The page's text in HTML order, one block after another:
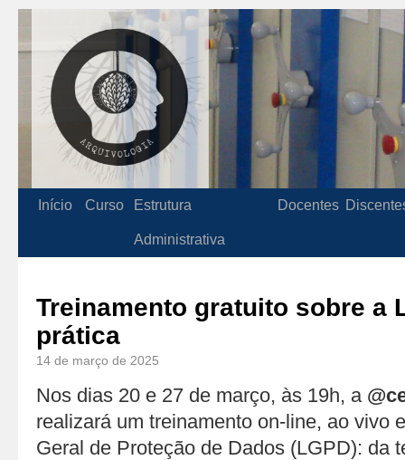
Início Curso Estrutura
Administrativa
Docentes
Treinamento gratuito sobre a
prática
14 de março de 2025
Nos dias 20 e 27 de março, às 19h, a
realizará um treinamento on-line, ao vivo
Geral de Proteção de Dados (LGPD): da